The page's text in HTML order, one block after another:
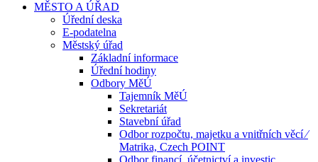
MĚSTO A ÚŘAD
Úřední deska
E-podatelna
Městský úřad
Základní informace
Úřední hodiny
Odbory MěÚ
Tajemník MěÚ
Sekretariát
Stavební úřad
Odbor rozpočtu, majetku a vnitřních věcí ⁄
Matrika, Czech POINT
Odbor financí, účetnictví a investic